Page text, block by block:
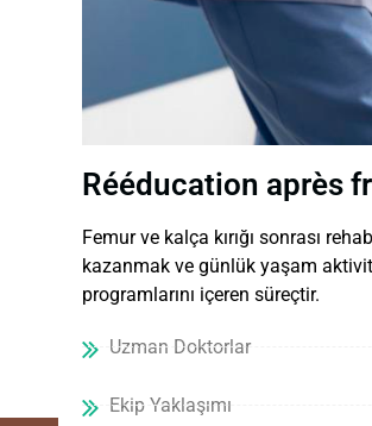
Rééducation après
Femur ve kalça kırığı sonrası
kazanmak ve günlük yaşam
programlarını içeren süreçtir.
Uzman Doktorlar
Ekip Yaklaşımı